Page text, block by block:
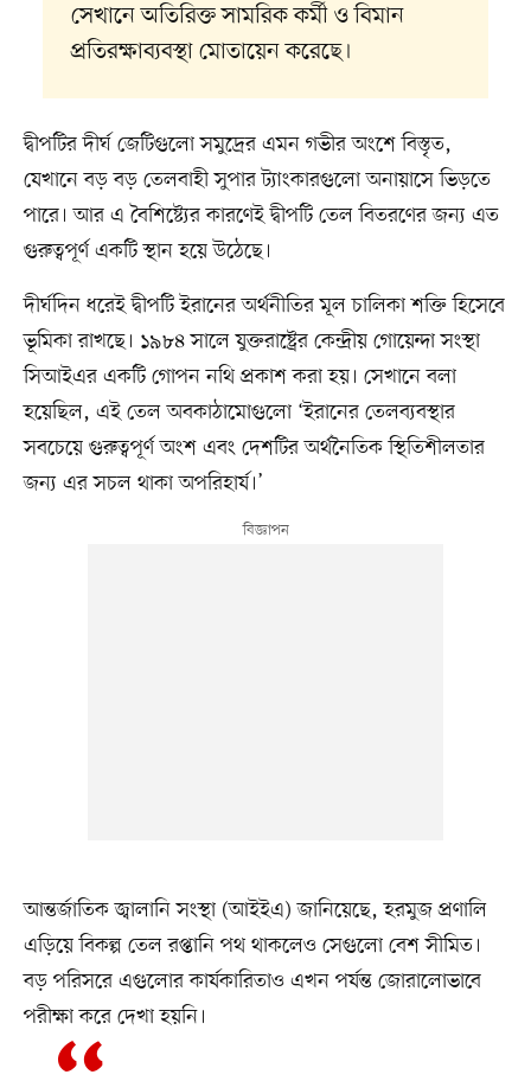
সেখানে অতিরিক্ত সামরিক কর্মী ও বিমান
প্রতিরক্ষাব্যবস্থা মোতায়েন করেছে।
দ্বীপটির দীর্ঘ জেটিগুলো সমুদ্রের এমন গভীর অংশে বিস্তৃত,
যেখানে বড় বড় তেলবাহী সুপার ট্যাংকারগুলো অনায়াসে ভিড়তে
পারে। আর এ বৈশিষ্ট্যের কারণেই দ্বীপটি তেল বিতরণের জন্য এত
গুরুত্বপূর্ণ একটি স্থান হয়ে উঠেছে।
দীর্ঘদিন ধরেই দ্বীপটি ইরানের অর্থনীতির মূল চালিকা শক্তি হিসেবে
ভূমিকা রাখছে। ১৯৮৪ সালে যুক্তরাষ্ট্রের কেন্দ্রীয় গোয়েন্দা সংস্থা
সিআইএর একটি গোপন নথি প্রকাশ করা হয়। সেখানে বলা
হয়েছিল, এই তেল অবকাঠামোগুলো ‘ইরানের তেলব্যবস্থার
সবচেয়ে গুরুত্বপূর্ণ অংশ এবং দেশটির অর্থনৈতিক স্থিতিশীলতার
জন্য এর সচল থাকা অপরিহার্য।’
আন্তর্জাতিক জ্বালানি সংস্থা (আইইএ) জানিয়েছে, হরমুজ প্রণালি
এড়িয়ে বিকল্প তেল রপ্তানি পথ থাকলেও সেগুলো বেশ সীমিত।
বড় পরিসরে এগুলোর কার্যকারিতাও এখন পর্যন্ত জোরালোভাবে
পরীক্ষা করে দেখা হয়নি।